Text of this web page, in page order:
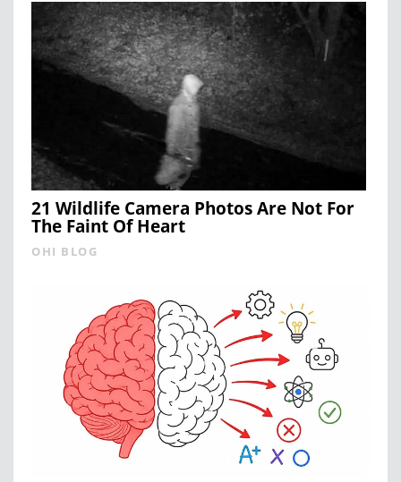
21 Wildlife Camera Photos Are Not For
The Faint Of Heart
OHI BLOG